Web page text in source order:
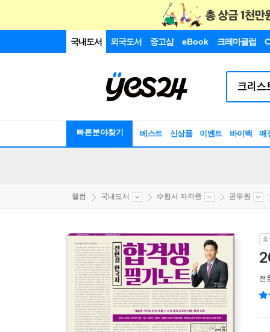
국내도서 외국도서 중고샵 eBook 크레마클럽
빠른분야찾기 베스트 신상품 이벤트 바이백 매
웰컴 국내도서 수험서 자격증 공무원
전